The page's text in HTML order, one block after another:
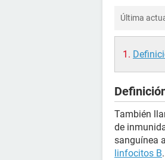
Última
También
de
sanguínea
linfocitos B